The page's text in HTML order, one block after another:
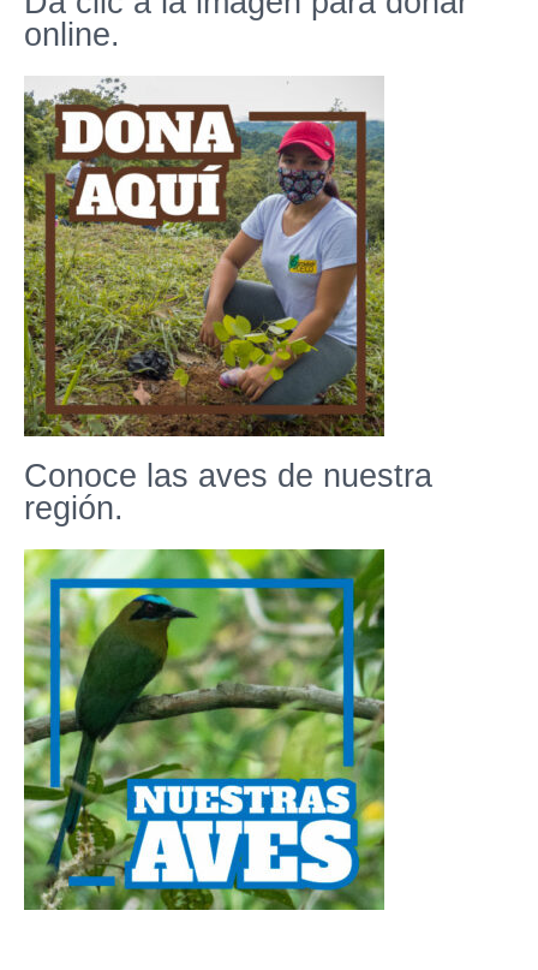
online.
Conoce las aves de nuestra
región.